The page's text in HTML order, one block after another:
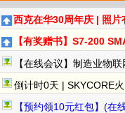
西克在华30周年庆 | 照片
【有奖赠书】S7-200 SMART
【在线会议】制造业物
倒计时0天 | SKYCORE火山湖超级工厂全
【预约领10元红包】(在线直播)福